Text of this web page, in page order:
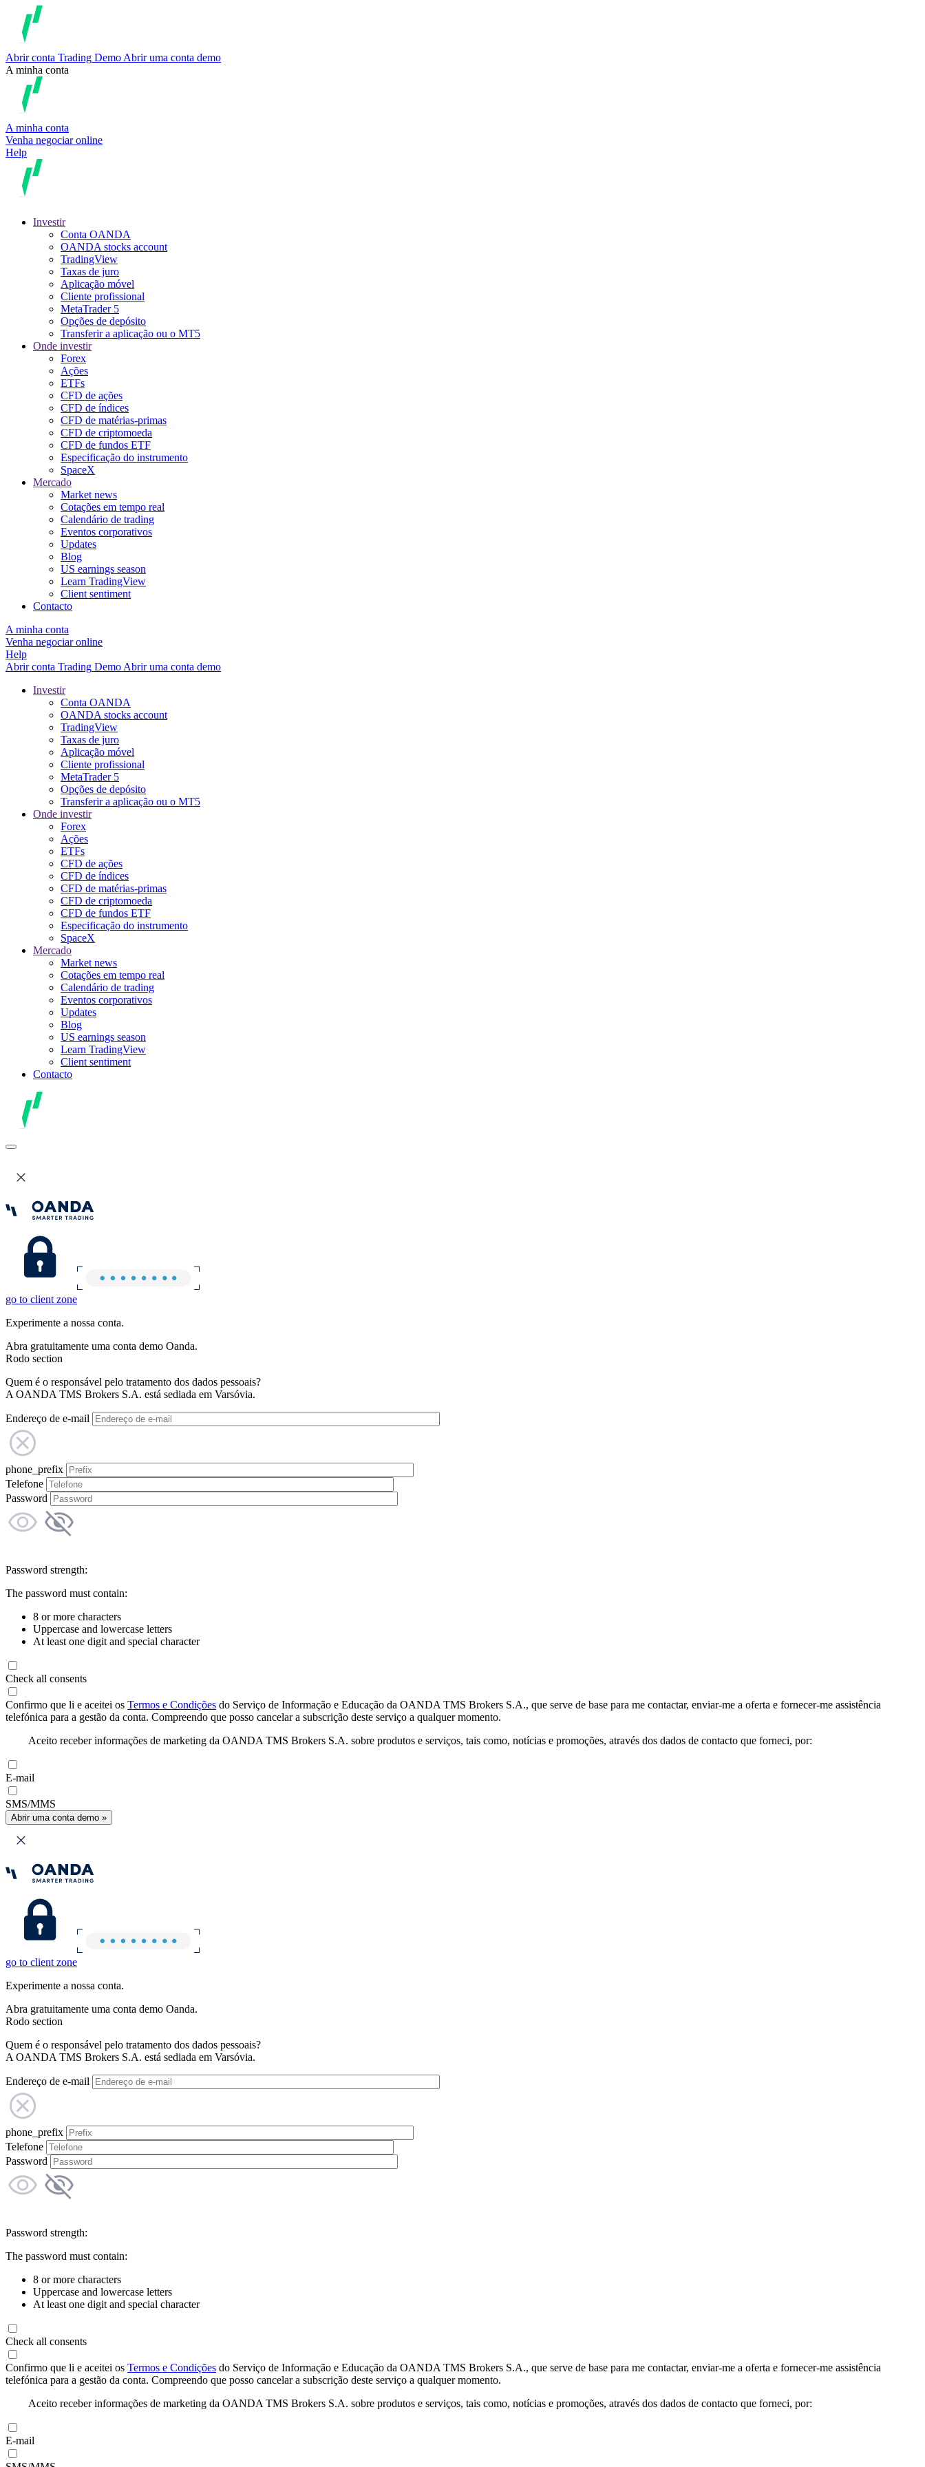
Abrir conta Trading Demo Abrir uma conta demo
A minha conta
A minha conta
Venha negociar online
Help
Investir
Conta OANDA
OANDA stocks account
TradingView
Taxas de juro
Aplicação móvel
Cliente profissional
MetaTrader 5
Opções de depósito
Transferir a aplicação ou o MT5
Onde investir
Forex
Ações
ETFs
CFD de ações
CFD de índices
CFD de matérias-primas
CFD de criptomoeda
CFD de fundos ETF
Especificação do instrumento
SpaceX
Mercado
Market news
Cotações em tempo real
Calendário de trading
Eventos corporativos
Updates
Blog
US earnings season
Learn TradingView
Client sentiment
Contacto
A minha conta
Venha negociar online
Help
Abrir conta Trading Demo Abrir uma conta demo
Investir
Conta OANDA
OANDA stocks account
TradingView
Taxas de juro
Aplicação móvel
Cliente profissional
MetaTrader 5
Opções de depósito
Transferir a aplicação ou o MT5
Onde investir
Forex
Ações
ETFs
CFD de ações
CFD de índices
CFD de matérias-primas
CFD de criptomoeda
CFD de fundos ETF
Especificação do instrumento
SpaceX
Mercado
Market news
Cotações em tempo real
Calendário de trading
Eventos corporativos
Updates
Blog
US earnings season
Learn TradingView
Client sentiment
Contacto
go to client zone
Experimente a nossa conta.
Abra gratuitamente uma conta demo Oanda.
Rodo section
Quem é o responsável pelo tratamento dos dados pessoais?
A OANDA TMS Brokers S.A. está sediada em Varsóvia.
Endereço de e-mail
phone_prefix
Telefone
Password
Password strength:
The password must contain:
8 or more characters
Uppercase and lowercase letters
At least one digit and special character
Check all consents
Confirmo que li e aceitei os Termos e Condições do Serviço de Informação e Educação da OANDA TMS Brokers S.A., que serve de base para me contactar, enviar-me a oferta e fornecer-me assistência
telefónica para a gestão da conta. Compreendo que posso cancelar a subscrição deste serviço a qualquer momento.
Aceito receber informações de marketing da OANDA TMS Brokers S.A. sobre produtos e serviços, tais como, notícias e promoções, através dos dados de contacto que forneci, por:
E-mail
SMS/MMS
Abrir uma conta demo »
go to client zone
Experimente a nossa conta.
Abra gratuitamente uma conta demo Oanda.
Rodo section
Quem é o responsável pelo tratamento dos dados pessoais?
A OANDA TMS Brokers S.A. está sediada em Varsóvia.
Endereço de e-mail
phone_prefix
Telefone
Password
Password strength:
The password must contain:
8 or more characters
Uppercase and lowercase letters
At least one digit and special character
Check all consents
Confirmo que li e aceitei os Termos e Condições do Serviço de Informação e Educação da OANDA TMS Brokers S.A., que serve de base para me contactar, enviar-me a oferta e fornecer-me assistência
telefónica para a gestão da conta. Compreendo que posso cancelar a subscrição deste serviço a qualquer momento.
Aceito receber informações de marketing da OANDA TMS Brokers S.A. sobre produtos e serviços, tais como, notícias e promoções, através dos dados de contacto que forneci, por:
E-mail